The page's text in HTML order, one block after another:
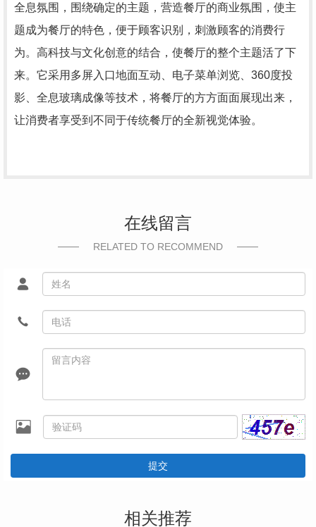
全息氛围，围绕确定的主题，营造餐厅的商业氛围，使主
题成为餐厅的特色，便于顾客识别，刺激顾客的消费行
为。高科技与文化创意的结合，使餐厅的整个主题活了下
来。它采用多屏入口地面互动、电子菜单浏览、360度投
影、全息玻璃成像等技术，将餐厅的方方面面展现出来，
让消费者享受到不同于传统餐厅的全新视觉体验。
在线留言
RELATED TO RECOMMEND
提交
相关推荐